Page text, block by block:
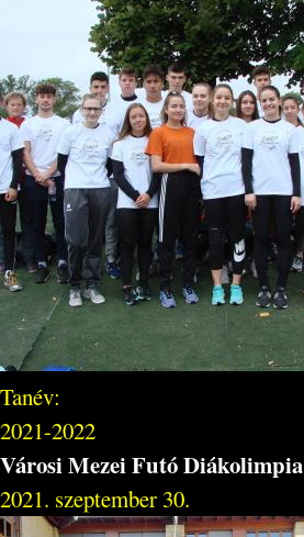
Tanév:
2021-2022
Városi Mezei Futó Diákolimpia
2021. szeptember 30.